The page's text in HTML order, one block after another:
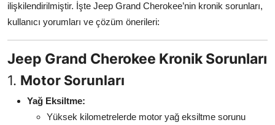
Şanzıman & Aktarma
Dizel Sistemler
Multimedya & Elektronik
ilişkilendirilmiştir. İşte Jeep Grand Cherokee’nin kronik sorunları,
kullanıcı yorumları ve çözüm önerileri:
Jeep Grand Cherokee Kronik Sorunları
1. Motor Sorunları
Yağ Eksiltme:
Yüksek kilometrelerde motor yağ eksiltme sorunu